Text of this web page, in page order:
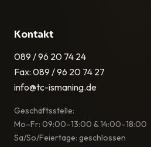
Kontakt
089 / 96 20 74 24
Fax: 089 / 96 20 74 27
info@tc-ismaning.de
Geschäftsstelle:
Mo–Fr: 09:00–13:00 & 14:00–18:00
Sa/So/Feiertage: geschlossen